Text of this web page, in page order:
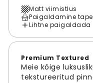
Matt viimistlus
Paigaldamine
Lihtne paigaldada
Premium Textured
Meie kõige
tekstureeritud